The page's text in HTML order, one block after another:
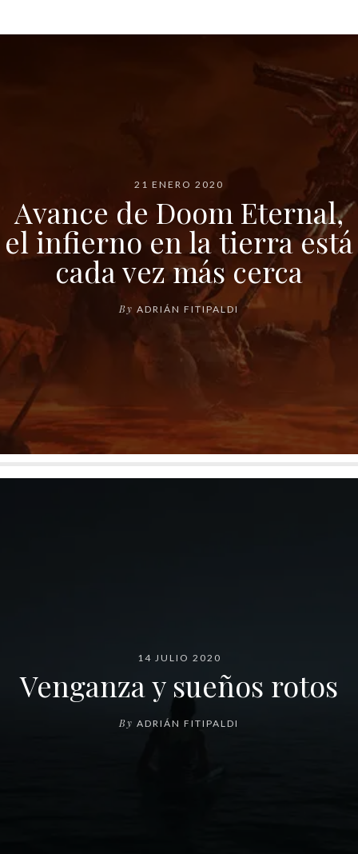
21 ENERO 2020
Avance de Doom Eternal,
el infierno en la tierra está
cada vez más cerca
By ADRIÁN FITIPALDI
14 JULIO 2020
Venganza y sueños rotos
By ADRIÁN FITIPALDI